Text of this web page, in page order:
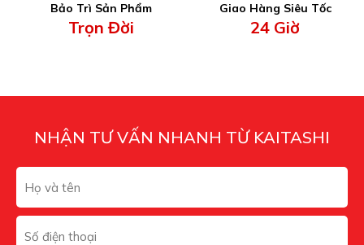
Bảo Trì Sản Phẩm
Trọn Đời
Giao Hàng Siêu Tốc
24 Giờ
NHẬN TƯ VẤN NHANH TỪ KAITASHI